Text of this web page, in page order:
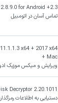
for Android +2.3
تماس آسان در اتومبیل
x64 + 2017 x64
+ Mac
ویرایش و میکس موزیک
Decryptor 2.20.1011
دستیابی به اطلاعات